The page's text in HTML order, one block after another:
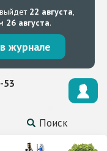
22 августа,
26 августа.
журнале
Поиск
53